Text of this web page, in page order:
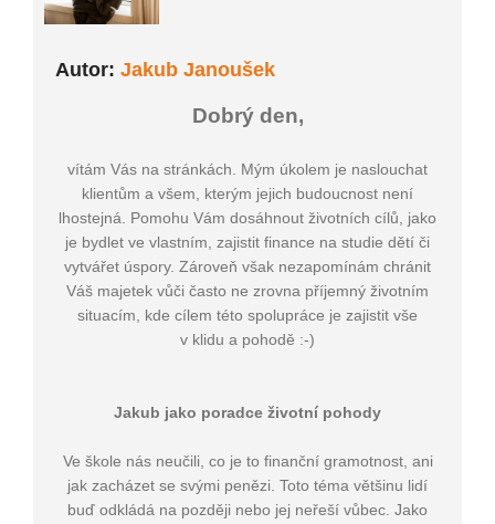
Autor: Jakub Janoušek
Dobrý den,
vítám Vás na stránkách. Mým úkolem je naslouchat
klientům a všem, kterým jejich budoucnost není
lhostejná. Pomohu Vám dosáhnout životních cílů, jako
je bydlet ve vlastním, zajistit finance na studie dětí či
vytvářet úspory. Zároveň však nezapomínám chránit
Váš majetek vůči často ne zrovna příjemný životním
situacím, kde cílem této spolupráce je zajistit vše
v klidu a pohodě :-)
Jakub jako poradce životní pohody
Ve škole nás neučili, co je to finanční gramotnost, ani
jak zacházet se svými penězi. Toto téma většinu lidí
buď odkládá na později nebo jej neřeší vůbec. Jako